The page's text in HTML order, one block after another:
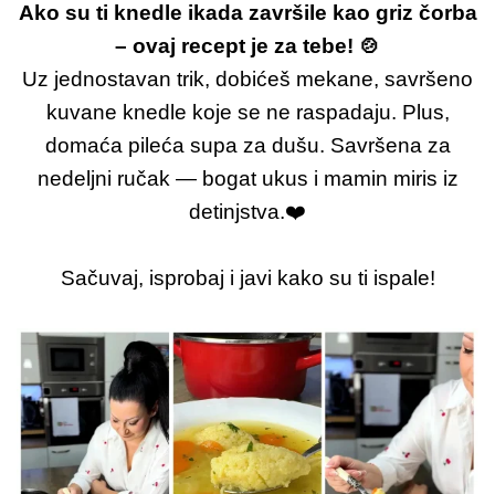
c
e
b
o
o
er
e
st
er at
s
A
p
p
ss
e
n
g
er
ar
e
Ako su ti knedle ikada završile kao griz čorba
– ovaj recept je za tebe! 🍲
Uz jednostavan trik, dobićeš mekane, savršeno
kuvane knedle koje se ne raspadaju. Plus,
domaća pileća supa za dušu. Savršena za
nedeljni ručak — bogat ukus i mamin miris iz
detinjstva.❤️
Sačuvaj, isprobaj i javi kako su ti ispale!